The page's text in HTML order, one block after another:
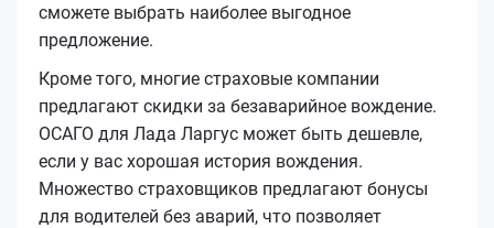
сможете выбрать наиболее выгодное
предложение.
Кроме того, многие страховые компании
предлагают скидки за безаварийное вождение.
ОСАГО для Лада Ларгус может быть дешевле,
если у вас хорошая история вождения.
Множество страховщиков предлагают бонусы
для водителей без аварий, что позволяет